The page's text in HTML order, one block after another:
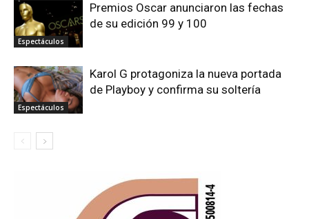
Espectáculos
Premios Oscar anunciaron las fechas
de su edición 99 y 100
Espectáculos
Karol G protagoniza la nueva portada
de Playboy y confirma su soltería